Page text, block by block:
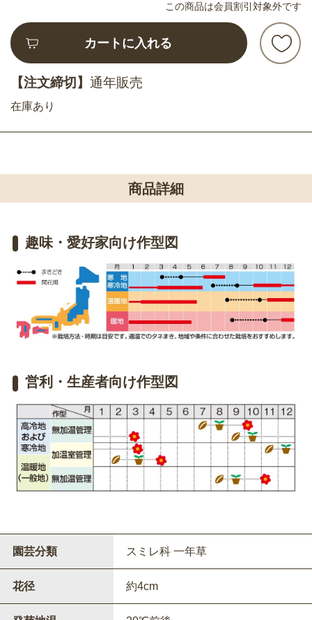
この商品は会員割引対象外です
カートに入れる
【注文締切】 通年販売
在庫あり
商品詳細
趣味・愛好家向け作型図
営利・生産者向け作型図
園芸分類 スミレ科 一年草
花径 約4cm